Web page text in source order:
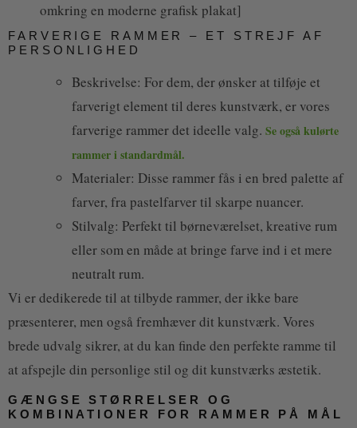
omkring en moderne grafisk plakat]
FARVERIGE RAMMER – ET STREJF AF
PERSONLIGHED
Beskrivelse: For dem, der ønsker at tilføje et
farverigt element til deres kunstværk, er vores
farverige rammer det ideelle valg. Se også kulørte
rammer i standardmål.
Materialer: Disse rammer fås i en bred palette af
farver, fra pastelfarver til skarpe nuancer.
Stilvalg: Perfekt til børneværelset, kreative rum
eller som en måde at bringe farve ind i et mere
neutralt rum.
Vi er dedikerede til at tilbyde rammer, der ikke bare
præsenterer, men også fremhæver dit kunstværk. Vores
brede udvalg sikrer, at du kan finde den perfekte ramme til
at afspejle din personlige stil og dit kunstværks æstetik.
GÆNGSE STØRRELSER OG
KOMBINATIONER FOR RAMMER PÅ MÅL